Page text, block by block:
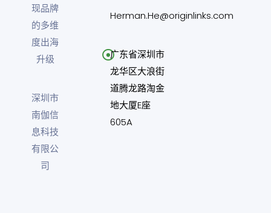
现品牌
的多维
度出海
升级
深圳市
南伽信
息科技
有限公
司
Herman.He@originlinks.com
广东省深圳市
龙华区大浪街
道腾龙路淘金
地大厦E座
605A